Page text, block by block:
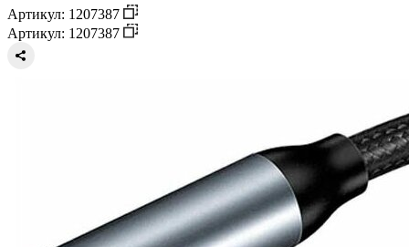
Артикул: 1207387
Артикул: 1207387